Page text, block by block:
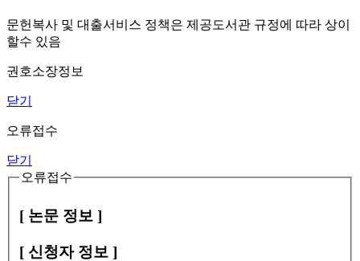
문헌복사 및 대출서비스 정책은 제공도서관 규정에 따라 상이
할수 있음
권호소장정보
닫기
오류접수
닫기
오류접수
[ 논문 정보 ]
[ 신청자 정보 ]